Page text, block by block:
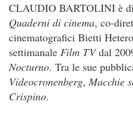
CLAUDIO BARTOLINI è
Quaderni di cinema, co-
cinematografici Bietti
settimanale Film TVdal
Nocturno. Tra le sue
Videocronenberg, Macchie
Crispino.